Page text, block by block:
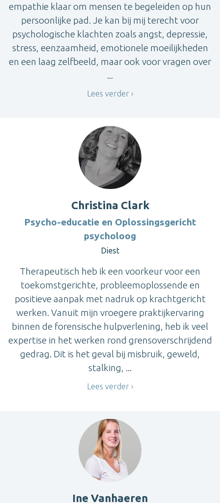
empathie klaar om mensen te begeleiden op hun
persoonlijke pad. Je kan bij mij terecht voor
psychologische klachten zoals angst, depressie,
stress, eenzaamheid, emotionele moeilijkheden
en een laag zelfbeeld, maar ook voor vragen over
...
Lees verder
Christina Clark
Psycho-educatie en Oplossingsgericht
psycholoog
Diest
Therapeutisch heb ik een voorkeur voor een
toekomstgerichte, probleemoplossende en
positieve aanpak met nadruk op krachtgericht
werken. Vanuit mijn vroegere praktijkervaring
binnen de forensische hulpverlening, heb ik veel
expertise in het werken rond grensoverschrijdend
gedrag. Dit is het geval bij misbruik, geweld,
stalking, ...
Lees verder
Ine Vanhaeren